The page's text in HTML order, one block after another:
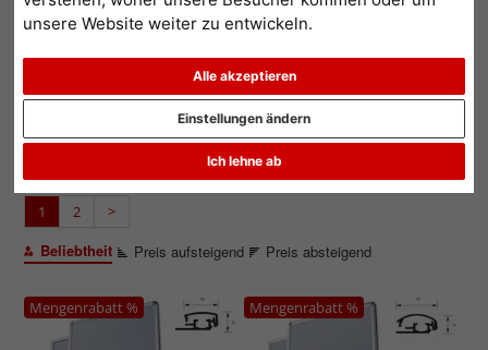
unsere Website weiter zu entwickeln.
Alle akzeptieren
Ich lehne ab
Einstellungen ändern
aller Art.
Rahmentyp: Klapprahmen
1 2 >
Beliebtheit Preis aufsteigend Preis absteigend
Mengenrabatt % Mengenrabatt %